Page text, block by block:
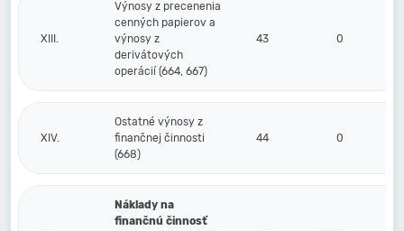
XIII.
Výnosy z precenenia
cenných papierov a
výnosy z
derivátových
operácií (664, 667)
43 0
XIV.
Ostatné výnosy z
finančnej činnosti
(668)
44 0
Náklady na
finančnú činnosť